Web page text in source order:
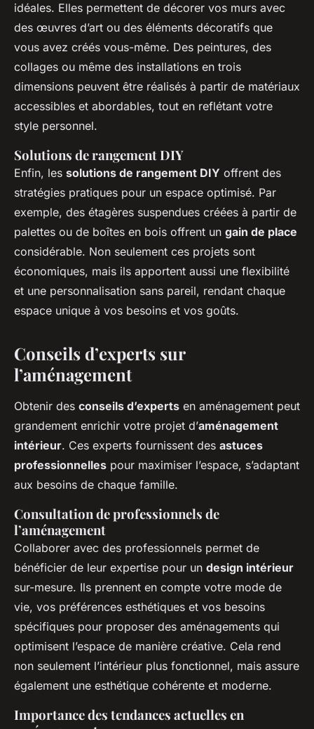
idéales. Elles permettent de décorer vos murs avec
des œuvres d’art ou des éléments décoratifs que
vous avez créés vous-même. Des peintures, des
collages ou même des installations en trois
dimensions peuvent être réalisés à partir de matériaux
accessibles et abordables, tout en reflétant votre
style personnel.
Solutions de rangement DIY
Enfin, les solutions de rangement DIY offrent des
stratégies pratiques pour un espace optimisé. Par
exemple, des étagères suspendues créées à partir de
palettes ou de boîtes en bois offrent un gain de place
considérable. Non seulement ces projets sont
économiques, mais ils apportent aussi une flexibilité
et une personnalisation sans pareil, rendant chaque
espace unique à vos besoins et vos goûts.
Conseils d’experts sur
l’aménagement
Obtenir des conseils d’experts en aménagement peut
grandement enrichir votre projet d’aménagement
intérieur. Ces experts fournissent des astuces
professionnelles pour maximiser l’espace, s’adaptant
aux besoins de chaque famille.
Consultation de professionnels de
l’aménagement
Collaborer avec des professionnels permet de
bénéficier de leur expertise pour un design intérieur
sur-mesure. Ils prennent en compte votre mode de
vie, vos préférences esthétiques et vos besoins
spécifiques pour proposer des aménagements qui
optimisent l’espace de manière créative. Cela rend
non seulement l’intérieur plus fonctionnel, mais assure
également une esthétique cohérente et moderne.
Importance des tendances actuelles en